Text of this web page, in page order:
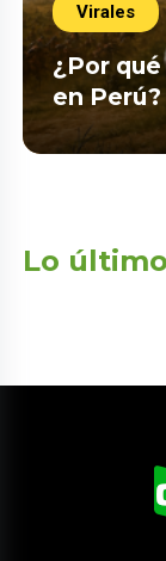
Virales
¿Por
en
Lo último